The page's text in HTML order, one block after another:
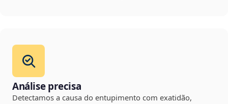
Análise precisa
Detectamos a causa do entupimento com exatidão,